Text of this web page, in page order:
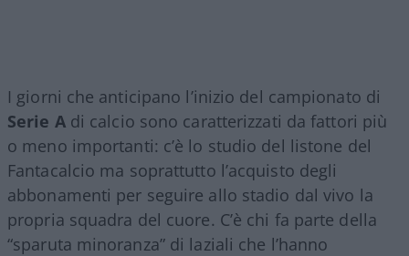
I giorni che anticipano l’inizio del campionato di
Serie Adi calcio sono caratterizzati da fattori più
o meno importanti: c’è lo studio del listone del
Fantacalcio ma soprattutto l’acquisto degli
abbonamenti per seguire allo stadio dal vivo la
propria squadra del cuore. C’è chi fa parte della
“sparuta minoranza” di laziali che l’hanno